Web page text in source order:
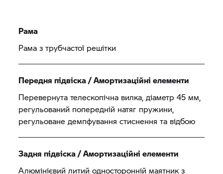
Рама
Рама з трубчастої решітки
Передня підвіска / Амортизаційні елементи
Перевернута телескопічна вилка, діаметр 45 мм,
регульований попередній натяг пружини,
регульоване демпфування стиснення та відбою
Задня підвіска / Амортизаційні елементи
Алюмінієвий литий односторонній маятник з